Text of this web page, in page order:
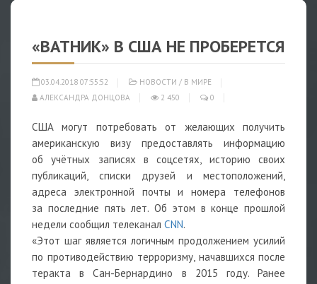
«ВАТНИК» В США НЕ ПРОБЕРЕТСЯ
03.04.2018 07:55:52 НОВОСТИ / В МИРЕ
АЛЕКСАНДРА ДОНЦОВА
2 450 0
США могут потребовать от желающих получить
американскую визу предоставлять информацию
об учётных записях в соцсетях, историю своих
публикаций, списки друзей и местоположений,
адреса электронной почты и номера телефонов
за последние пять лет. Об этом в конце прошлой
недели сообщил телеканал CNN.
«Этот шаг является логичным продолжением усилий
по противодействию терроризму, начавшихся после
теракта в Сан-Бернардино в 2015 году. Ранее